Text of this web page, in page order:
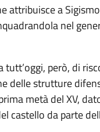
attribuisce a
nel
tutt’oggi, però, di
delle strutture
metà del XV,
castello da parte